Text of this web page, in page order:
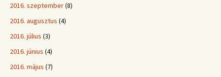
2016. szeptember(8)
2016. augusztus (4)
2016. július (3)
2016. június (4)
2016. május (7)